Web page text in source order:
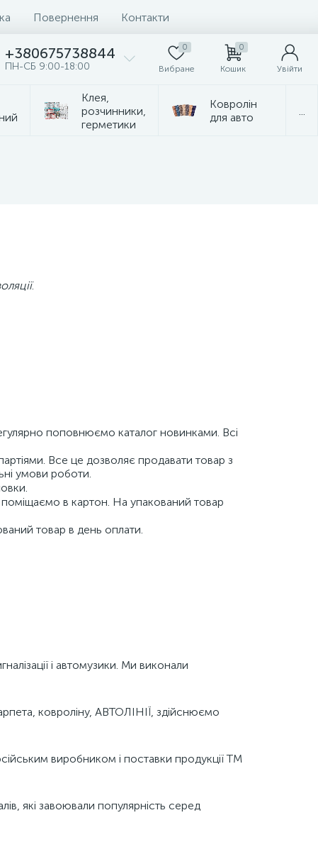
Повернення Контакти
+380675738844
ПН-СБ 9:00-18:00
0
Вибране
0
Кошик Увійти
Клея,
розчинники,
герметики
Ковролін
для авто
.
поповнюємо каталог новинками. Всі
Все це дозволяє продавати товар з
умови роботи.
в картон. На упакований товар
товар в день оплати.
і автомузики. Ми виконали
ковроліну, АВТОЛІНІЇ, здійснюємо
виробником і поставки продукції ТМ
які завоювали популярність серед